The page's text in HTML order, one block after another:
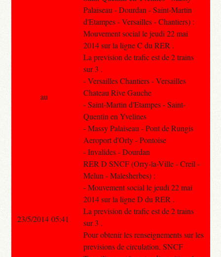
Palaiseau - Dourdan - Saint-Martin
d'Etampes - Versailles - Chantiers) :
Mouvement social le jeudi 22 mai
2014 sur la ligne C du RER .
La prevision de trafic est de 2 trains
sur 3 .
- Versailles Chantiers - Versailles
Chateau Rive Gauche
- Saint-Martin d'Etampes - Saint-
Quentin en Yvelines
- Massy Palaiseau - Pont de Rungis
Aeroport d'Orly - Pontoise
- Invalides - Dourdan
RER D SNCF (Orry-la-Ville - Creil -
Melun - Malesherbes) :
- Mouvement social le jeudi 22 mai
2014 sur la ligne D du RER .
La prevision de trafic est de 2 trains
sur 3 .
Pour obtenir les renseignements sur les
previsions de circulation, SNCF
au
23/5/2014 05:41